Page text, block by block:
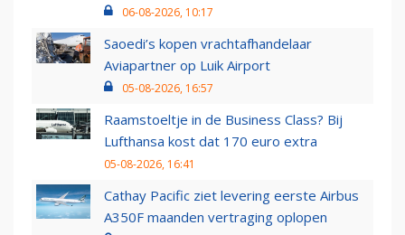
06-08-2026, 10:17
Saoedi’s kopen vrachtafhandelaar
Aviapartner op Luik Airport
05-08-2026, 16:57
Raamstoeltje in de Business Class? Bij
Lufthansa kost dat 170 euro extra
05-08-2026, 16:41
Cathay Pacific ziet levering eerste Airbus
A350F maanden vertraging oplopen